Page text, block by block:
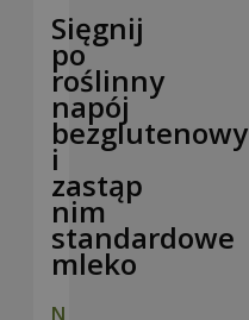
Sięgnij
po
roślinny
napój
bezglutenowy
i
zastąp
nim
standardowe
mleko
N